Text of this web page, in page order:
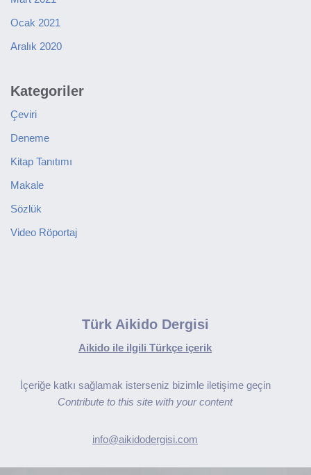
Ocak 2021
Aralık 2020
Kategoriler
Çeviri
Deneme
Kitap Tanıtımı
Makale
Sözlük
Video Röportaj
Türk Aikido Dergisi
Aikido ile ilgili Türkçe içerik
İçeriğe katkı sağlamak isterseniz bizimle iletişime geçin
Contribute to this site with your content
info@aikidodergisi.com